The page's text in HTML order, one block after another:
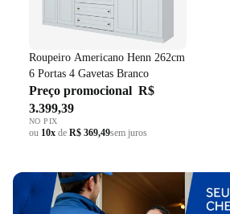
Roupeiro Americano Henn 262cm
6 Portas 4 Gavetas Branco
Preço promocional R$
3.399,39
NO PIX
ou 10x de R$ 369,49sem juros